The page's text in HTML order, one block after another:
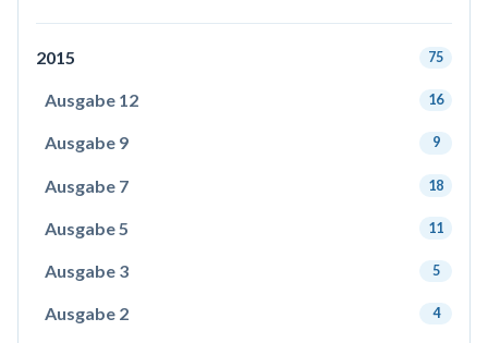
2015 75
Ausgabe 12 16
Ausgabe 9 9
Ausgabe 7 18
Ausgabe 5 11
Ausgabe 3 5
Ausgabe 2 4